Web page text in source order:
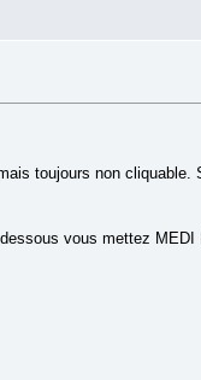
toujours non
vous mettez MEDI